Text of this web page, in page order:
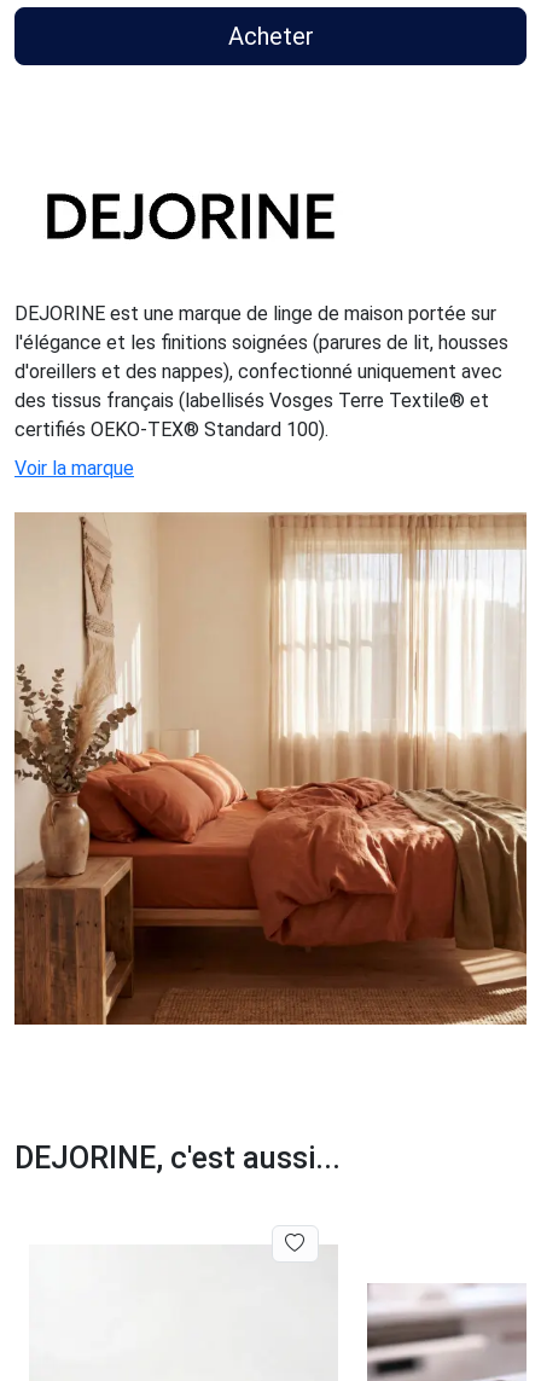
Acheter
DEJORINE est une marque de linge de maison portée sur
l'élégance et les finitions soignées (parures de lit, housses
d'oreillers et des nappes), confectionné uniquement avec
des tissus français (labellisés Vosges Terre Textile® et
certifiés OEKO-TEX® Standard 100).
Voir la marque
DEJORINE, c'est aussi...